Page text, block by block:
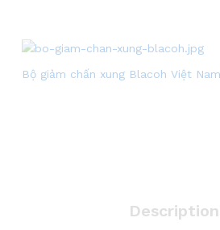
Bộ giảm chấn xung Blacoh Việt Nam
Description